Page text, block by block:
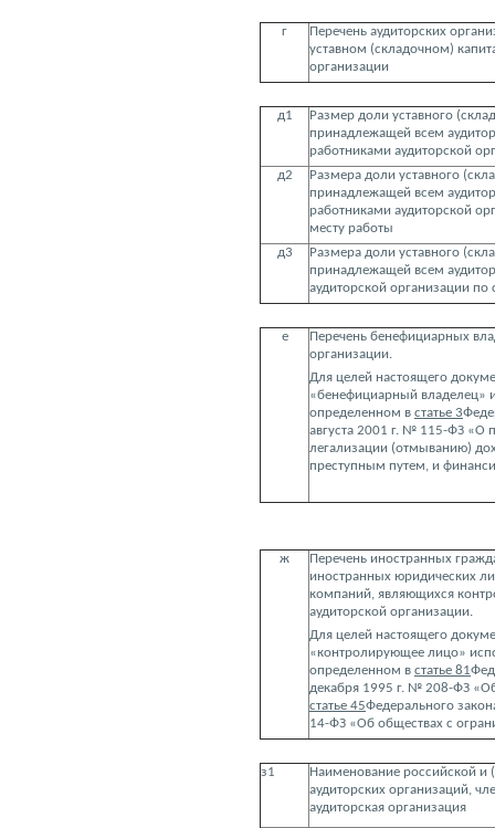
г
Перечень аудиторских
уставном (складочном)
организации
д1
Размер доли уставного
принадлежащей всем
работниками аудиторской
д2
Размера доли уставного
принадлежащей всем
работниками аудиторской
месту работы
д3
Размера доли уставного
принадлежащей всем
аудиторской организации по
е
Перечень бенефициарных
организации.
Для целей настоящего
«бенефициарный владелец»
определенном в статье 3
августа 2001 г. № 115-ФЗ «О
легализации (отмыванию)
преступным путем, и
ж
Перечень иностранных
иностранных юридических
компаний, являющихся
аудиторской организации.
Для целей настоящего
«контролирующее лицо»
определенном в статье 81
декабря 1995 г. № 208-ФЗ
статье 45Федерального
14-ФЗ «Об обществах с
з1
Наименование российской и
аудиторских организаций,
аудиторская организация